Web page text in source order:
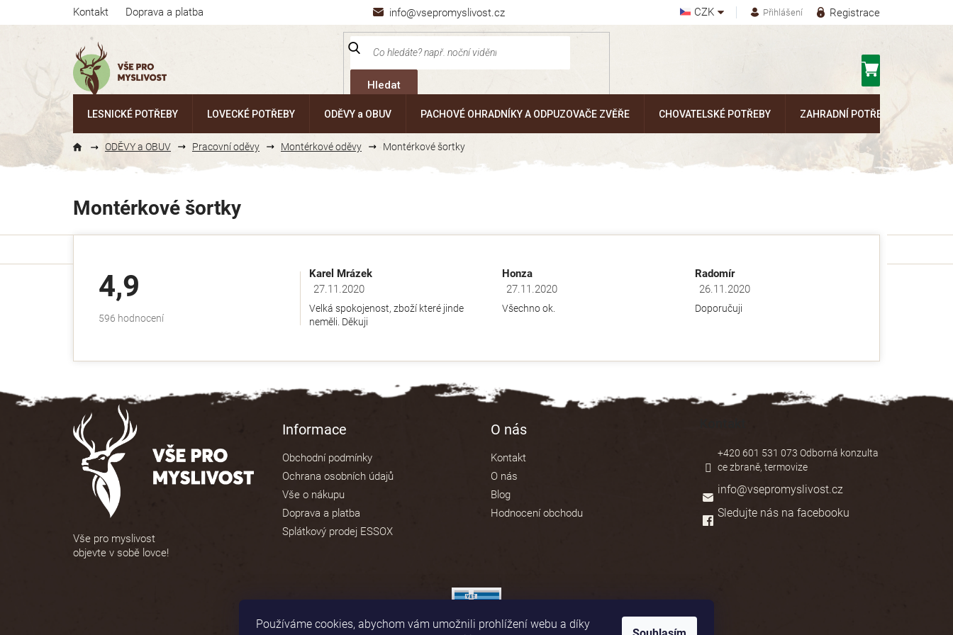
Používáme cookies, abychom vám umožnili prohlížení webu a díky
info@vsepromyslivost.cz
Kontakt Doprava a platba CZK Registrace
Přihlášení
Hledat
LESNICKÉ POTŘEBY LOVECKÉ POTŘEBY ODĚVY a OBUV PACHOVÉ OHRADNÍKY A ODPUZOVAČE ZVĚŘE CHOVATELSKÉ POTŘEBY ZAHRADNÍ POTŘEBY
ODĚVY a OBUV Pracovní oděvy Montérkové oděvy Montérkové šortky
Montérkové šortky
4,9
Průměrné
5
hvězdiček.
596 hodnocení
Karel Mrázek
Hodnocení obchodu je 5 z 5 hvězdiček.
27.11.2020
Velká spokojenost, zboží které jinde
neměli. Děkuji
Honza
Hodnocení obchodu je 5 z 5 hvězdiček.
27.11.2020
Všechno ok.
Radomír
Hodnocení obchodu je 5 z 5 hvězdiček.
26.11.2020
Doporučuji
Vše pro myslivost
objevte v sobě lovce!
Informace
Obchodní podmínky
Ochrana osobních údajů
Vše o nákupu
Doprava a platba
Splátkový prodej ESSOX
O nás
Kontakt
O nás
Blog
Hodnocení obchodu
info@vsepromyslivost.cz
+420 601 531 073 Odborná konzulta
ce zbraně, termovize
Sledujte nás na facebooku